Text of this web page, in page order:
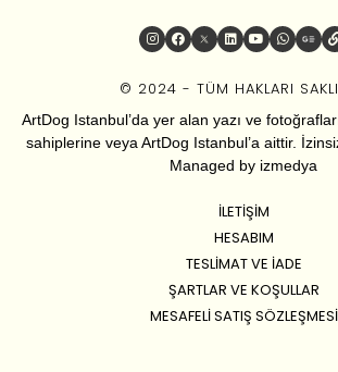
© 2024 - TÜM HAKLARI
ArtDog Istanbul’da yer alan yazı ve
sahiplerine veya ArtDog Istanbul’a aittir.
Managed by izmedya
İLETIŞIM
HESABIM
TESLIMAT VE İADE
ŞARTLAR VE KOŞULLAR
MESAFELI SATIŞ SÖZLEŞMESI